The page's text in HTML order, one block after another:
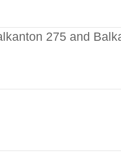
275 and